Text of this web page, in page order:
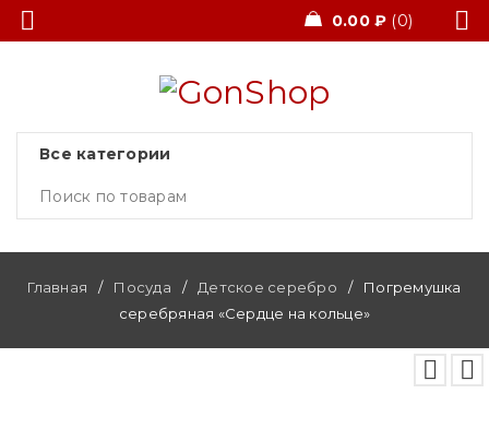
0.00 ₽ 0
Главная / Посуда / Детское серебро /
Погремушка
серебряная «Сердце на кольце»